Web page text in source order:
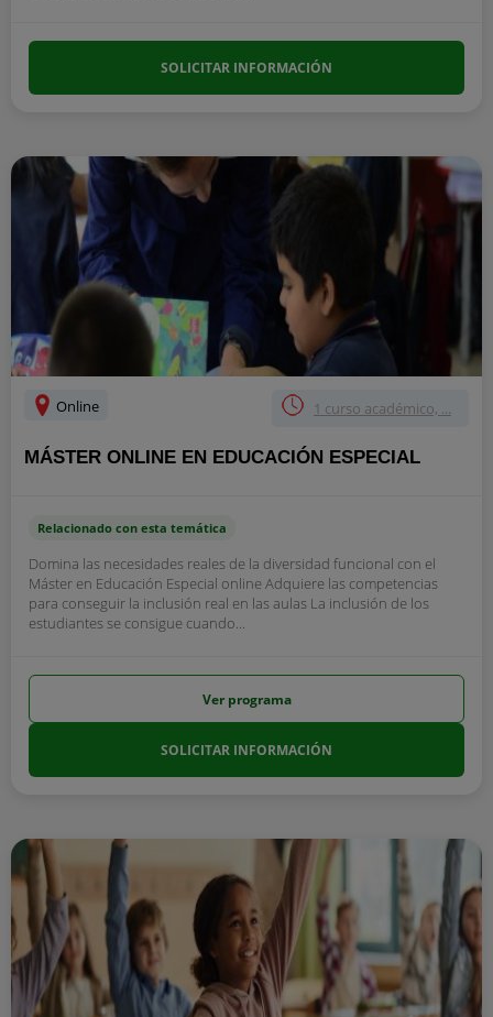
SOLICITAR INFORMACIÓN
Online 1 curso académico, ...
MÁSTER ONLINE EN EDUCACIÓN ESPECIAL
Relacionado con esta temática
Domina las necesidades reales de la diversidad funcional con el
Máster en Educación Especial online Adquiere las competencias
para conseguir la inclusión real en las aulas La inclusión de los
estudiantes se consigue cuando...
Ver programa
SOLICITAR INFORMACIÓN